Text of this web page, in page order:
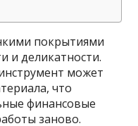
покрытиями
и деликатности.
может
что
финансовые
заново.